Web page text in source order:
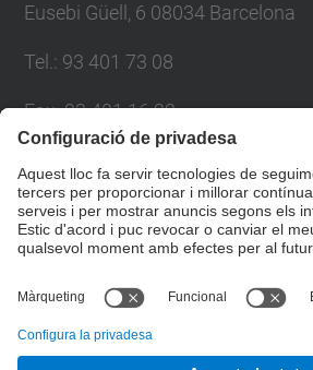
Eusebi Güell, 6 08034 Barcelona
Tel. : 93 401 73 08
Fax:93 401 16 22
Directori UPC
Formulari de contacte